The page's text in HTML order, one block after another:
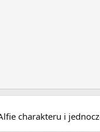
charakteru i